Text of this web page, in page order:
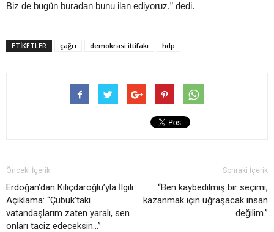
Biz de bugün buradan bunu ilan ediyoruz.” dedi.
ETIKETLER çağrı demokrasi ittifakı hdp
Önceki İçerik
Erdoğan’dan Kılıçdaroğlu’yla İlgili
Açıklama: “Çubuk’taki
vatandaşlarım zaten yaralı, sen
onları taciz edeceksin…”
Sonraki İçerik
“Ben kaybedilmiş bir seçimi,
kazanmak için uğraşacak insan
değilim.”